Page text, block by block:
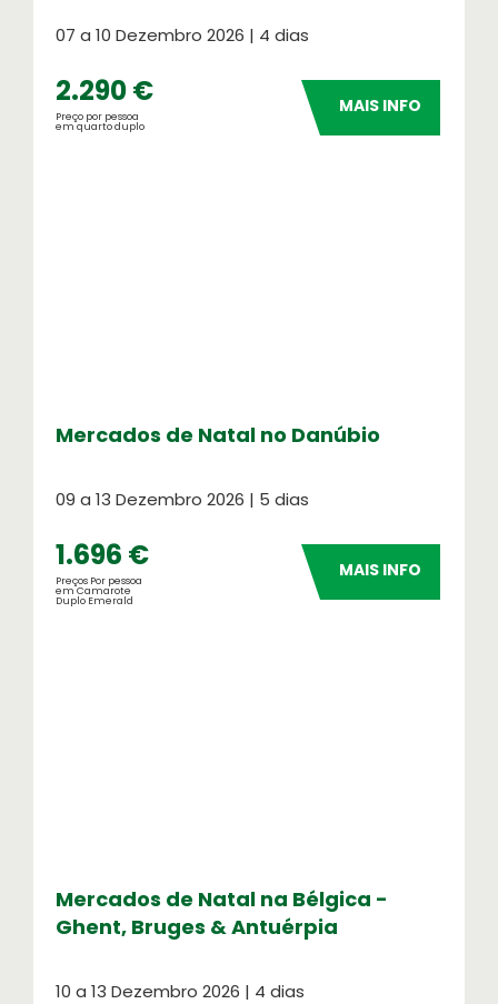
07 a 10 Dezembro 2026 | 4 dias
2.290 €
Preço por pessoa
em quarto duplo
MAIS INFO
Mercados de Natal no Danúbio
09 a 13 Dezembro 2026 | 5 dias
1.696 €
Preços Por pessoa
em Camarote
Duplo Emerald
MAIS INFO
Mercados de Natal na Bélgica -
Ghent, Bruges & Antuérpia
10 a 13 Dezembro 2026 | 4 dias